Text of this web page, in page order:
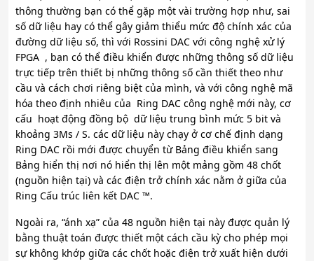
thông thường bạn có thể gặp một vài trường hợp như, sai
số dữ liệu hay có thể gây giảm thiểu mức độ chính xác của
đường dữ liệu số, thì với Rossini DAC với công nghệ xử lý
FPGA , bạn có thể điều khiển được những thông số dữ liệu
trực tiếp trên thiết bị những thông số cần thiết theo như
cầu và cách chơi riêng biệt của mình, và với công nghệ mã
hóa theo định nhiêu của Ring DAC công nghệ mới này, cơ
cấu hoạt động đồng bộ dữ liệu trung bình mức 5 bit và
khoảng 3Ms / S. các dữ liệu này chạy ở cơ chế định dạng
Ring DAC rồi mới được chuyển từ Bảng điều khiển sang
Bảng hiển thị nơi nó hiển thị lên một mảng gồm 48 chốt
(nguồn hiện tại) và các điện trở chính xác nằm ở giữa của
Ring Cấu trúc liên kết DAC ™.
Ngoài ra, “ánh xạ” của 48 nguồn hiện tại này được quản lý
bằng thuật toán được thiết một cách cầu kỳ cho phép mọi
sự không khớp giữa các chốt hoặc điện trở xuất hiện dưới